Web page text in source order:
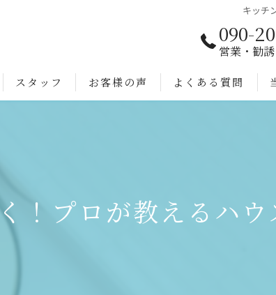
キッチ
090-
営業・勧
スタッフ お客様の声 よくある質問
！プロが教えるハ